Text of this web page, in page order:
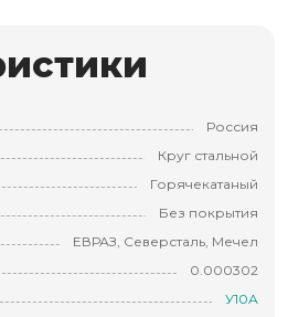
Россия
Круг стальной
Горячекатаный
Без покрытия
ЕВРАЗ, Северсталь, Мечел
0.000302
У10А